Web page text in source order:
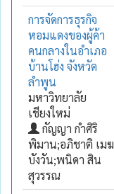
การจัดการธุรกิจ
หอมแดงของผู้ค้า
คนกลางในอำเภอ
บ้านโฮ่ง จังหวัด
ลำพูน
มหาวิทยาลัย
เชียงใหม่
กัญญา กำศิริ
พิมาน;อภิชาติ เมฆ
บังวัน;พนิดา สิน
สุวรรณ